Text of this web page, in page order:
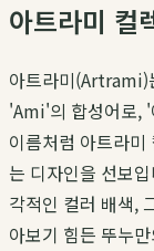
아트라미 컬
아트라미(Artrami)
'Ami'의 합성어로,
이름처럼 아트라
는 디자인을 선보
각적인 컬러 배색,
아보기 힘든 뚜누